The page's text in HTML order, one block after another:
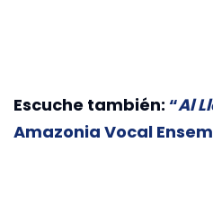
Escuche también: “Al
Amazonia Vocal